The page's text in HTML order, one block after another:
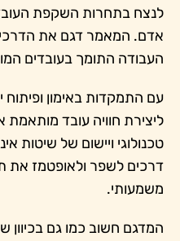
לנצח בתחרות השקפת
אדם. המאמר דגם את
העבודה התומך בעובדים
עם התמקדות באימון
ליצירת חוויה עובד
טכנולוגי ויישום של שיטות
דרכים לשפר ולאופטמז את
משמעותי.
המדגם חשוב כמו גם